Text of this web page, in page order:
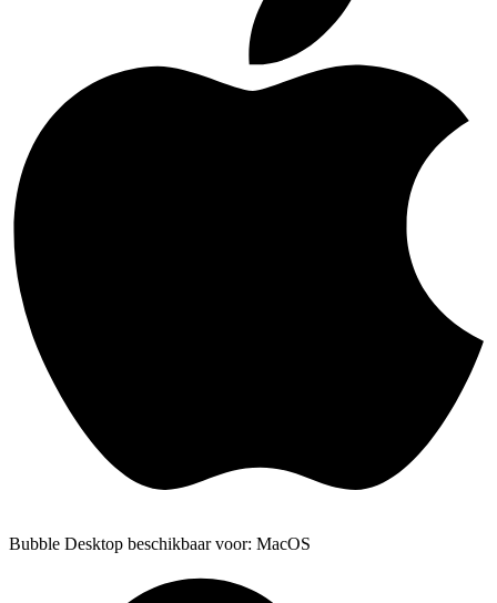
Bubble Desktop beschikbaar voor: MacOS